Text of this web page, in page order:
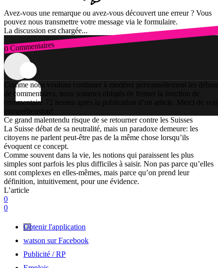
Avez-vous une remarque ou avez-vous découvert une erreur ? Vous
pouvez nous transmettre votre message via le formulaire.
La discussion est chargée...
0 Commentaires
Connexion
Comme nous voulons continuer à modérer personnellement les débats
de commentaires, nous sommes obligés de fermer la fonction de
commentaire 72 heures après la publication d’un article. Merci de
compréhension!
Ce grand malentendu risque de se retourner contre les Suisses
La Suisse débat de sa neutralité, mais un paradoxe demeure: les
citoyens ne parlent peut-être pas de la même chose lorsqu’ils
évoquent ce concept.
Comme souvent dans la vie, les notions qui paraissent les plus
simples sont parfois les plus difficiles à saisir. Non pas parce qu’elles
sont complexes en elles-mêmes, mais parce qu’on prend leur
définition, intuitivement, pour une évidence.
L’article
0
0
Obtenir l'application
watson sur Facebook
Publicité / RP